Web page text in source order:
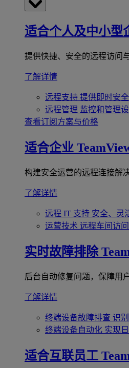
适合个人及中小型
提供快捷、安全的远程访问
了解详情
远程支持 提供即时安
远程管理 监控和管理
查看订阅方案与价格
适合企业
构建安全运营的远程连接解
了解详情
远程 IT 支持 安全、灵
运营技术 远程车间访问
实时故障排除
后台自动修复问题，保障用
了解详情
终端设备故障排查 识
终端设备自动化 实现
适合互联员工